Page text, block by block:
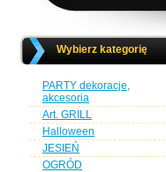
Wybierz kategorię
PARTY dekoracje,
akcesoria
Art. GRILL
Halloween
JESIEŃ
OGRÓD